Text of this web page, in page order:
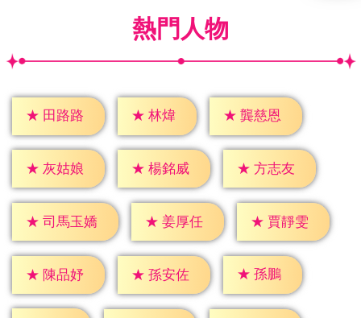
熱門人物
★ 田路路 ★ 林煒 ★ 龔慈恩
★ 灰姑娘 ★ 楊銘威 ★ 方志友
★ 司馬玉嬌 ★ 姜厚任 ★ 賈靜雯
★ 陳品妤 ★ 孫安佐 ★ 孫鵬